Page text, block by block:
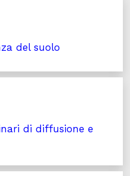
del suolo
di diffusione e